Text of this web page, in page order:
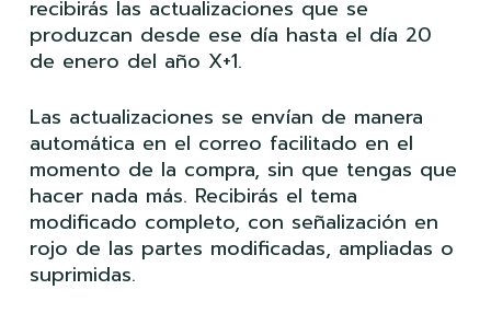
recibirás las actualizaciones que se
produzcan desde ese día hasta el día 20
de enero del año X+1.
Las actualizaciones se envían de manera
automática en el correo facilitado en el
momento de la compra, sin que tengas que
hacer nada más. Recibirás el tema
modificado completo, con señalización en
rojo de las partes modificadas, ampliadas o
suprimidas.